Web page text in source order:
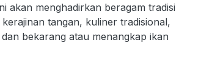
akan menghadirkan beragam tradisi
tangan, kuliner tradisional,
bekarang atau menangkap ikan